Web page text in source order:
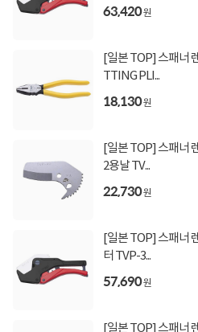
63,420원
[일본 TOP] 스패너
TTING PLI...
18,130원
[일본 TOP] 스패너
2용날 TV...
22,730원
[일본 TOP] 스패너
터 TVP-3...
57,690원
[일본 TOP] 스패너